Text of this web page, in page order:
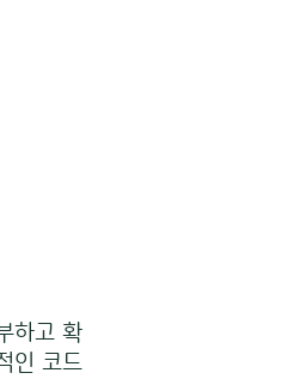
하고 확
인 코드